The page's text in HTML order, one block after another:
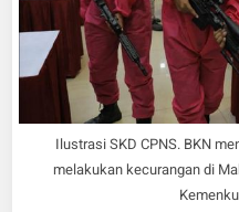
Ilustrasi SKD CPNS. BKN
melakukan kecurangan di